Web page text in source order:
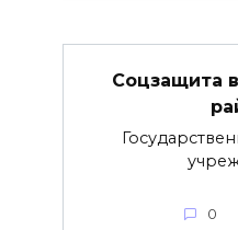
Соцзащита
0